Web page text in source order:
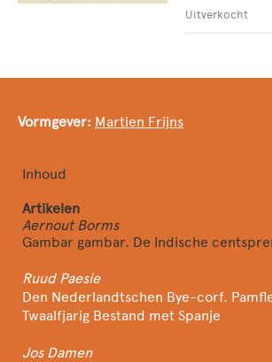
Uitverkocht
Vormgever: Martien Frijns
Inhoud
Artikelen
Aernout Borms
Gambar gambar. De Indische
Ruud Paesie
Den Nederlandtschen Bye-corf.
Twaalfjarig Bestand met Spanje
Jos Damen